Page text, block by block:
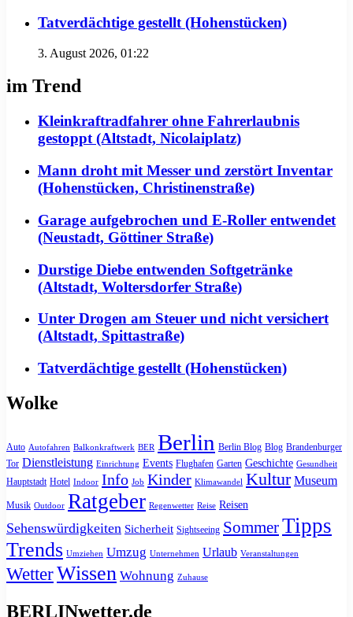
Tatverdächtige gestellt (Hohenstücken)
3. August 2026, 01:22
im Trend
Kleinkraftradfahrer ohne Fahrerlaubnis
gestoppt (Altstadt, Nicolaiplatz)
Mann droht mit Messer und zerstört Inventar
(Hohenstücken, Christinenstraße)
Garage aufgebrochen und E-Roller entwendet
(Neustadt, Göttiner Straße)
Durstige Diebe entwenden Softgetränke
(Altstadt, Woltersdorfer Straße)
Unter Drogen am Steuer und nicht versichert
(Altstadt, Spittastraße)
Tatverdächtige gestellt (Hohenstücken)
Wolke
Auto Autofahren Balkonkraftwerk BER Berlin Berlin Blog Blog Brandenburger
Tor Dienstleistung Einrichtung Events Flughafen Garten Geschichte Gesundheit
Hauptstadt Hotel Indoor Info Job Kinder Klimawandel Kultur Museum
Musik Outdoor Ratgeber Regenwetter Reise Reisen
Sehenswürdigkeiten Sicherheit Sightseeing SommerTipps
Trends Umziehen Umzug Unternehmen Urlaub Veranstaltungen
WetterWissen Wohnung Zuhause
BERLINwetter.de